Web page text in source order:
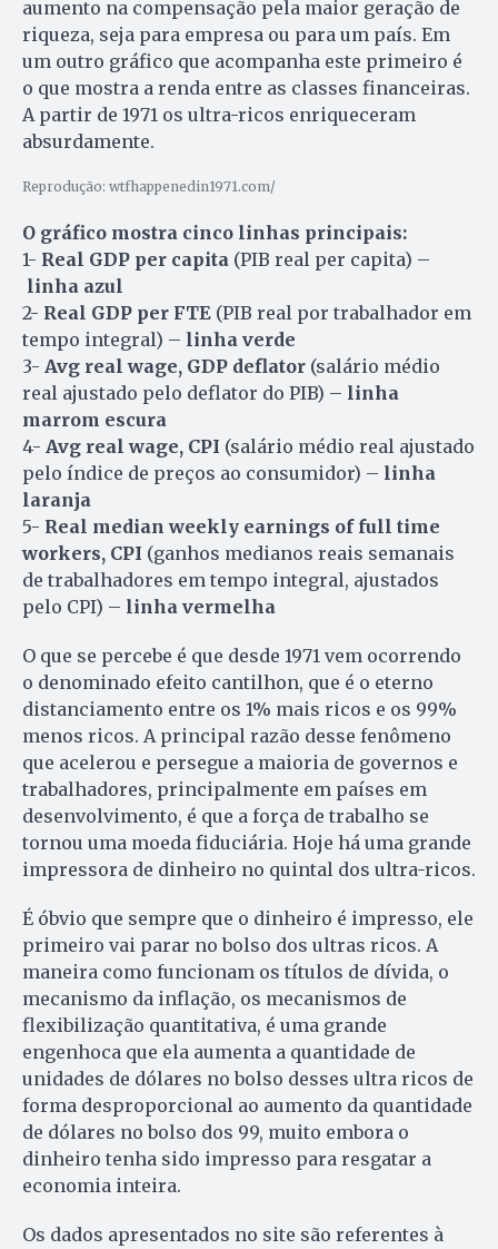
aumento na compensação pela maior geração de
riqueza, seja para empresa ou para um país. Em
um outro gráfico que acompanha este primeiro é
o que mostra a renda entre as classes financeiras.
A partir de 1971 os ultra-ricos enriqueceram
absurdamente.
Reprodução: wtfhappenedin1971.com/
O gráfico mostra cinco linhas principais:
1- Real GDP per capita (PIB real per capita) –
linha azul
2- Real GDP per FTE (PIB real por trabalhador em
tempo integral) – linha verde
3- Avg real wage, GDP deflator (salário médio
real ajustado pelo deflator do PIB) – linha
marrom escura
4- Avg real wage, CPI (salário médio real ajustado
pelo índice de preços ao consumidor) – linha
laranja
5- Real median weekly earnings of full time
workers, CPI (ganhos medianos reais semanais
de trabalhadores em tempo integral, ajustados
pelo CPI) – linha vermelha
O que se percebe é que desde 1971 vem ocorrendo
o denominado efeito cantilhon, que é o eterno
distanciamento entre os 1% mais ricos e os 99%
menos ricos. A principal razão desse fenômeno
que acelerou e persegue a maioria de governos e
trabalhadores, principalmente em países em
desenvolvimento, é que a força de trabalho se
tornou uma moeda fiduciária. Hoje há uma grande
impressora de dinheiro no quintal dos ultra-ricos.
É óbvio que sempre que o dinheiro é impresso, ele
primeiro vai parar no bolso dos ultras ricos. A
maneira como funcionam os títulos de dívida, o
mecanismo da inflação, os mecanismos de
flexibilização quantitativa, é uma grande
engenhoca que ela aumenta a quantidade de
unidades de dólares no bolso desses ultra ricos de
forma desproporcional ao aumento da quantidade
de dólares no bolso dos 99, muito embora o
dinheiro tenha sido impresso para resgatar a
economia inteira.
Os dados apresentados no site são referentes à